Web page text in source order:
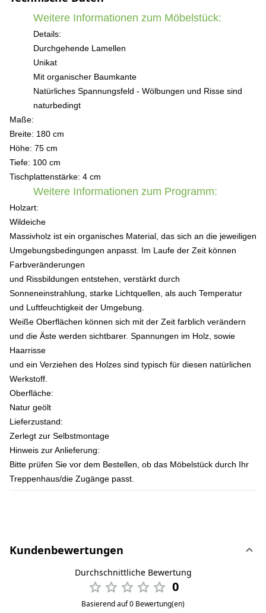
Weitere Informationen zum Möbelstück:
Details:
Durchgehende Lamellen
Unikat
Mit organischer Baumkante
Natürliches Spannungsfeld - Wölbungen und Risse sind
naturbedingt
Maße:
Breite: 180 cm
Höhe: 75 cm
Tiefe: 100 cm
Tischplattenstärke: 4 cm
Weitere Informationen zum Programm:
Holzart:
Wildeiche
Massivholz ist ein organisches Material, das sich an die jeweiligen
Umgebungsbedingungen anpasst. Im Laufe der Zeit können
Farbveränderungen
und Rissbildungen entstehen, verstärkt durch
Sonneneinstrahlung, starke Lichtquellen, als auch Temperatur
und Luftfeuchtigkeit der Umgebung.
Weiße Oberflächen können sich mit der Zeit farblich verändern
und die Äste werden sichtbarer. Spannungen im Holz, sowie
Haarrisse
und ein Verziehen des Holzes sind typisch für diesen natürlichen
Werkstoff.
Oberfläche:
Natur geölt
Lieferzustand:
Zerlegt zur Selbstmontage
Hinweis zur Anlieferung:
Bitte prüfen Sie vor dem Bestellen, ob das Möbelstück durch Ihr
Treppenhaus/die Zugänge passt.
Kundenbewertungen
Durchschnittliche Bewertung
0
Basierend auf 0 Bewertung(en)